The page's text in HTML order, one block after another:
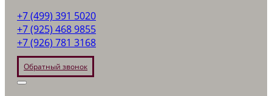
+7 (499) 391 5020
+7 (925) 468 9855
+7 (926) 781 3168
Обратный звонок